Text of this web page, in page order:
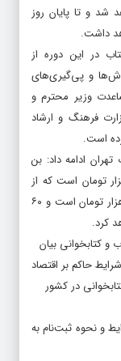
آغاز خواهد شد و تا پایان روز
خرید کتاب در این دوره از
و پی‌گیری‌های
وزیر محترم و
فرهنگ و ارشاد
ادامه داد: بن
برای دانشجویان و طلاب مبلغ ۱۵۰ هزار تومان است که از
این مقدار سهم مشارکت دانشجویان و طلاب ۹۰ هزار تومان است و ۶۰
کرد.
و کتابخوانی بیان
شرایط حاکم بر اقتصاد
در کشور
و نحوه ثبت‌نام به